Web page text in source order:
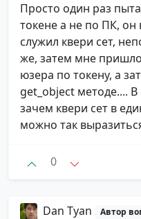
Просто один раз
токене а не по ПК,
служил квери сет,
же, затем мне
юзера по токену, а
get_object методе....
зачем квери сет в
можно так
0
Dan Tyan Автор